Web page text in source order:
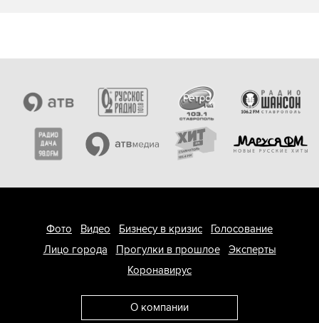
Фото Видео Бизнесу в кризис
Голосование
Лицо города
Прогулки в прошлое
Эксперты
Коронавирус
О компании